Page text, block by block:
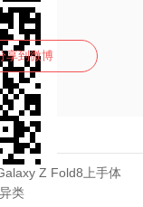
享到微博
Z Fold8上手体
类